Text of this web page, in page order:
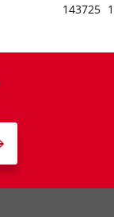
143725 1